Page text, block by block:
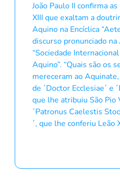
João Paulo II confirma
XIII que exaltam a
Aquino na Encíclica
discurso pronunciado
“Sociedade
Aquino”. “Quais são os
mereceram ao
de ´Doctor Ecclesiae´ e
que lhe atribuiu São Pio
´Patronus Caelestis
´, que lhe conferiu Leão